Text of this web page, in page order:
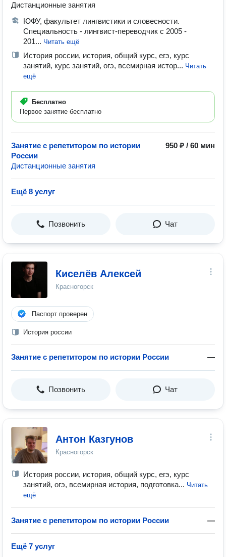
Дистанционные занятия
ЮФУ, факультет лингвистики и словесности.
Специальность - лингвист-переводчик с 2005 -
201... Читать ещё
История россии, история, общий курс, егэ, курс
занятий, курс занятий, огэ, всемирная истор... Читать
ещё
Бесплатно
Первое занятие бесплатно
Занятие с репетитором по истории
России
950 ₽ / 60 мин
Дистанционные занятия
Ещё 8 услуг
Позвонить Чат
Киселёв Алексей
Красногорск
Паспорт проверен
История россии
Занятие с репетитором по истории России —
Позвонить Чат
Антон Казгунов
Красногорск
История россии, история, общий курс, егэ, курс
занятий, огэ, всемирная история, подготовка... Читать
ещё
Занятие с репетитором по истории России —
Ещё 7 услуг